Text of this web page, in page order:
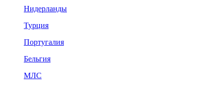
Нидерланды
Турция
Португалия
Бельгия
МЛС